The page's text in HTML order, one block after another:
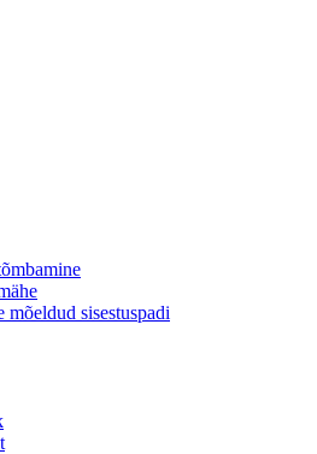
mõeldud sisestuspadi